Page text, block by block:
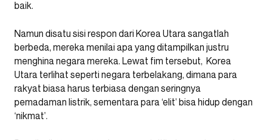
baik.
Namun disatu sisi respon dari Korea Utara sangatlah
berbeda, mereka menilai apa yang ditampilkan justru
menghina negara mereka. Lewat fim tersebut, Korea
Utara terlihat seperti negara terbelakang, dimana para
rakyat biasa harus terbiasa dengan seringnya
pemadaman listrik, sementara para ‘elit’ bisa hidup dengan
‘nikmat’.